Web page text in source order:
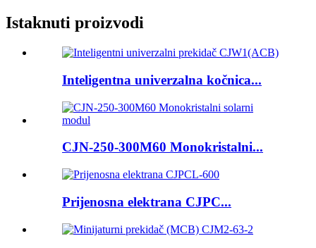
Istaknuti proizvodi
Inteligentna univerzalna kočnica...
CJN-250-300M60 Monokristalni...
Prijenosna elektrana CJPC...